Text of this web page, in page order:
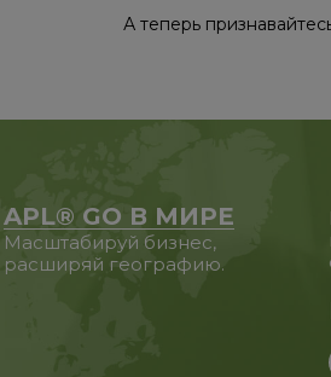
А теперь
APL® GO В МИРЕ
Масштабируй бизнес,
расширяй географию.